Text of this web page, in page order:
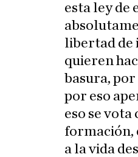
esta ley de
libertad de
quieren
basura,
por eso
eso se
formación,
a la vida